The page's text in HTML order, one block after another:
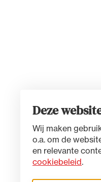
Deze
Wij maken
o.a. om de
en relevante
cookiebeleid.